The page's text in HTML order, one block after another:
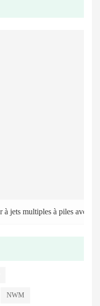
Compteur de chaleur à jets multiples à piles avec différentes sorties
NWM